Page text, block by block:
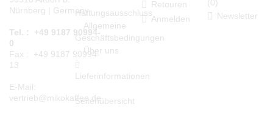
Nürnberg | Germany
Tel. : +49 9187 90994-
0
Fax : +49 9187 90994-
13
E-Mail:
vertrieb@mikokaffee.de
Haftungsausschluss
Allgemeine
Geschäftsbedingungen
Über uns
Lieferinformationen
Seitenübersicht
Retouren
Anmelden
(0)
Newsletter